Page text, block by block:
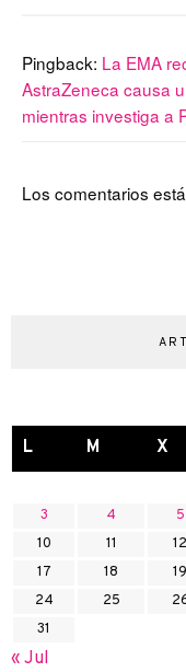
Pingback: La EMA
AstraZeneca causa
mientras investiga a
Los comentarios
L M X
3
4 5
10
11 12
17
18 19
24
25
31
« Jul